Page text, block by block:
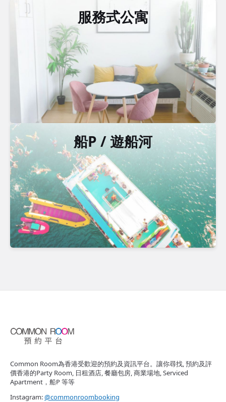
服務式公寓
船P / 遊船河
Common Room為香港受歡迎的預約及資訊平台。讓你尋找, 預約及評
價香港的Party Room, 日租酒店, 餐廳包房, 商業場地, Serviced
Apartment，船P 等等
Instagram:@commonroombooking